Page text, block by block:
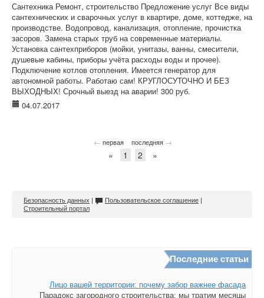
Сантехника Ремонт, строительство Предложение услуг Все виды
сантехнических и сварочных услуг в квартире, доме, коттедже, на
производстве. Водопровод, канализация, отопление, прочистка
засоров. Замена старых труб на современные материалы.
Установка сантехприборов (мойки, унитазы, ванны, смесители,
душевые кабины, приборы учёта расходы воды и прочее).
Подключение котлов отопления. Имеется генератор для
автономной работы. Работаю сам! КРУГЛОСУТОЧНО И БЕЗ
ВЫХОДНЫХ! Срочный выезд на аварии! 300 руб.
04.07.2017
← первая последняя →
« 1 2 »
Безопасность данных | Пользовательское соглашение |
Строительный портал
Последние статьи
Лицо вашей территории: почему забор важнее фасада
Парадокс загородного строительства: мы тратим месяцы